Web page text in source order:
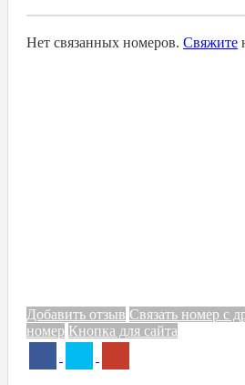
Нет связанных номеров. Свяжите
Добавить отзыв Связать номер с
номер Кнопка для сайта